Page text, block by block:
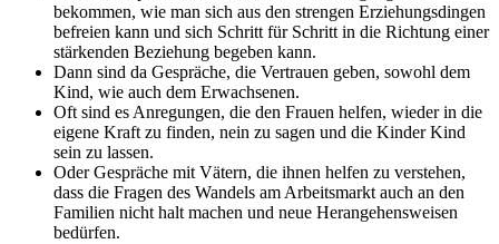
bekommen, wie man sich aus den strengen Erziehungsdingen
befreien kann und sich Schritt für Schritt in die Richtung einer
stärkenden Beziehung begeben kann.
Dann sind da Gespräche, die Vertrauen geben, sowohl dem
Kind, wie auch dem Erwachsenen.
Oft sind es Anregungen, die den Frauen helfen, wieder in die
eigene Kraft zu finden, nein zu sagen und die Kinder Kind
sein zu lassen.
Oder Gespräche mit Vätern, die ihnen helfen zu verstehen,
dass die Fragen des Wandels am Arbeitsmarkt auch an den
Familien nicht halt machen und neue Herangehensweisen
bedürfen.